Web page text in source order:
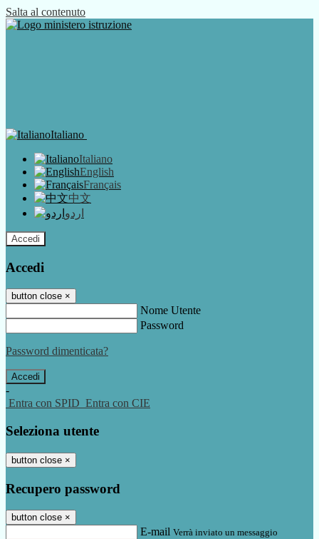
Salta al contenuto
Italiano
Italiano
English
Français
中文
اردو
Accedi
Accedi
button close ×
Nome Utente
Password
Password dimenticata?
-
Entra con SPID Entra con CIE
Seleziona utente
button close ×
Recupero password
button close ×
E-mail Verrà inviato un messaggio